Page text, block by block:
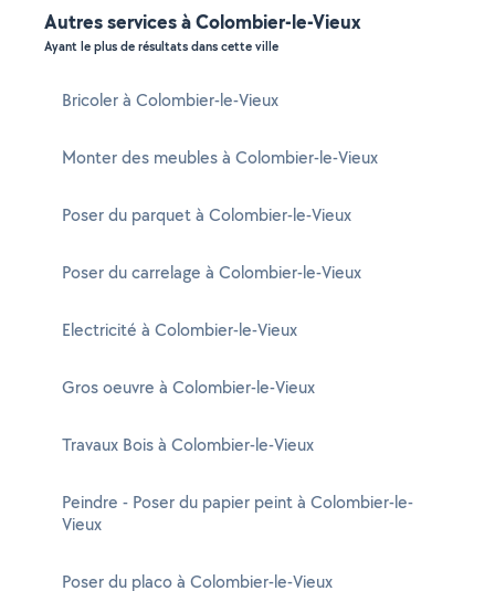
Autres services à Colombier-le-Vieux
Ayant le plus de résultats dans cette ville
Bricoler à Colombier-le-Vieux
Monter des meubles à Colombier-le-Vieux
Poser du parquet à Colombier-le-Vieux
Poser du carrelage à Colombier-le-Vieux
Electricité à Colombier-le-Vieux
Gros oeuvre à Colombier-le-Vieux
Travaux Bois à Colombier-le-Vieux
Peindre - Poser du papier peint à Colombier-le-
Vieux
Poser du placo à Colombier-le-Vieux